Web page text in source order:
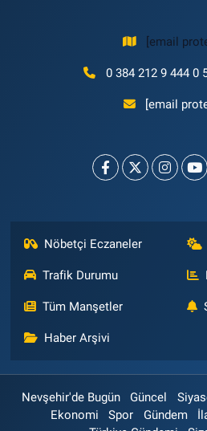
[email
0 384 212 9 444 0
[email
Nöbetçi Eczaneler
Trafik Durumu
Tüm Manşetler
Haber Arşivi
Nevşehir'de Bugün Güncel
Ekonomi
Spor Gündem